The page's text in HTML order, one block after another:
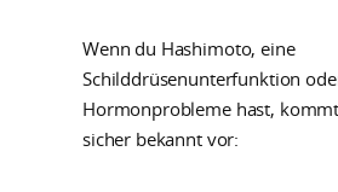
Wenn du Hashimoto, eine
Schilddrüsenunterfunktion
Hormonprobleme hast,
sicher bekannt vor: